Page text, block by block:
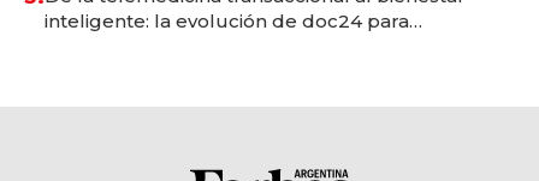
inteligente: la evolución de doc24 para